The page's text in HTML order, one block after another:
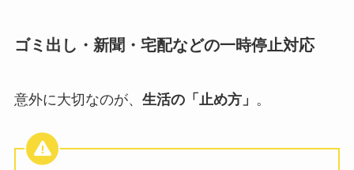
ゴミ出し・新聞・宅配などの一時停止対応
意外に大切なのが、 生活の「止め方」 。